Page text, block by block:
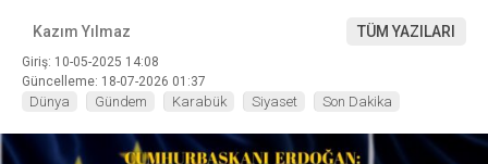
Kazım Yılmaz TÜM YAZILARI
Giriş: 10-05-2025 14:08
Güncelleme: 18-07-2026 01:37
Dünya Gündem Karabük Siyaset Son Dakika